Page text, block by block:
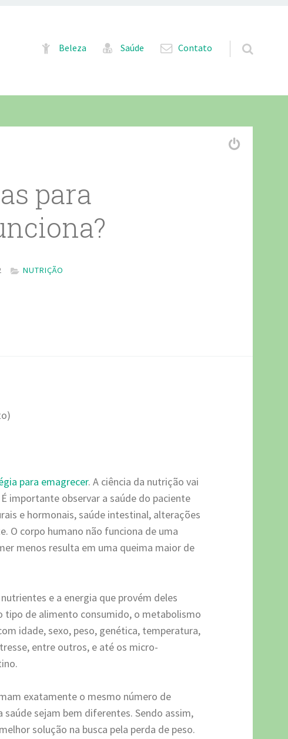
Pular para o conteúdo
Beleza Saúde Contato
para
NUTRIÇÃO
para emagrecer. A ciência da nutrição vai
importante observar a saúde do paciente
e hormonais, saúde intestinal, alterações
O corpo humano não funciona de uma
menos resulta em uma queima maior de
e a energia que provém deles
tipo de alimento consumido, o metabolismo
idade, sexo, peso, genética, temperatura,
entre outros, e até os micro-
exatamente o mesmo número de
sejam bem diferentes. Sendo assim,
solução na busca pela perda de peso.